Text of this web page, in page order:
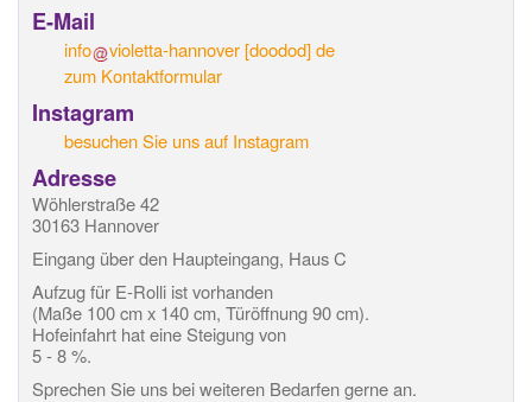
E-Mail
info violetta-hannover[doodod] de
zum Kontaktformular
Instagram
besuchen Sie uns auf Instagram
Adresse
Wöhlerstraße 42
30163 Hannover
Eingang über den Haupteingang, Haus C
Aufzug für E-Rolli ist vorhanden
(Maße 100 cm x 140 cm, Türöffnung 90 cm).
Hofeinfahrt hat eine Steigung von
5 - 8 %.
Sprechen Sie uns bei weiteren Bedarfen gerne an.